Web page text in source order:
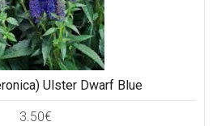
Ulster Dwarf Blue
3.50€